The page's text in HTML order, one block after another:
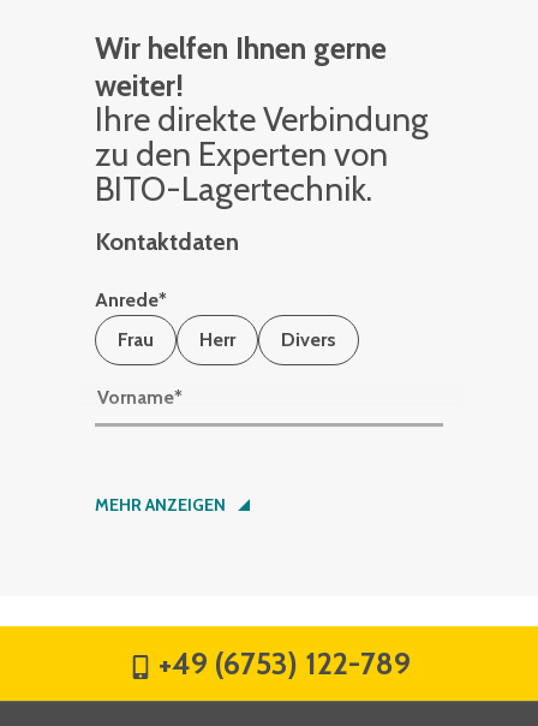
Wir helfen Ihnen gerne
weiter!
Ihre di­rek­te Ver­bin­dung
zu den Ex­per­ten von
BITO-La­ger­tech­nik.
Kontaktdaten
Anrede*
Frau
Herr Divers
Vorname*
Nachname*
MEHR ANZEIGEN
+49 (6753) 122-789